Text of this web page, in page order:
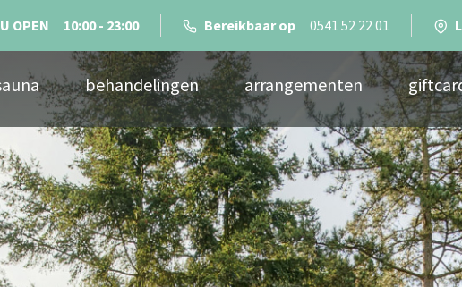
OPEN 10:00 - 23:00 Bereikbaar op 0541 52 22 01
behandelingen arrangementen